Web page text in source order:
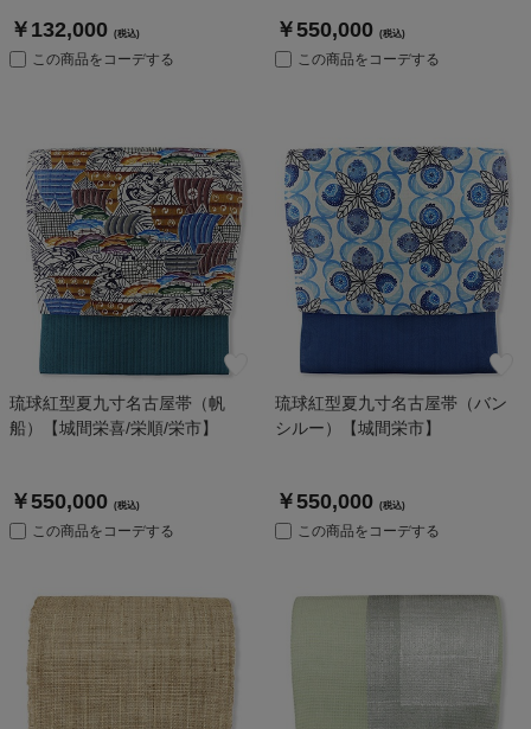
￥132,000 (税込)
この商品をコーデする
￥550,000 (税込)
この商品をコーデする
琉球紅型夏九寸名古屋帯（帆
船）【城間栄喜/栄順/栄市】
￥550,000 (税込)
この商品をコーデする
琉球紅型夏九寸名古屋帯（バン
シルー）【城間栄市】
￥550,000 (税込)
この商品をコーデする